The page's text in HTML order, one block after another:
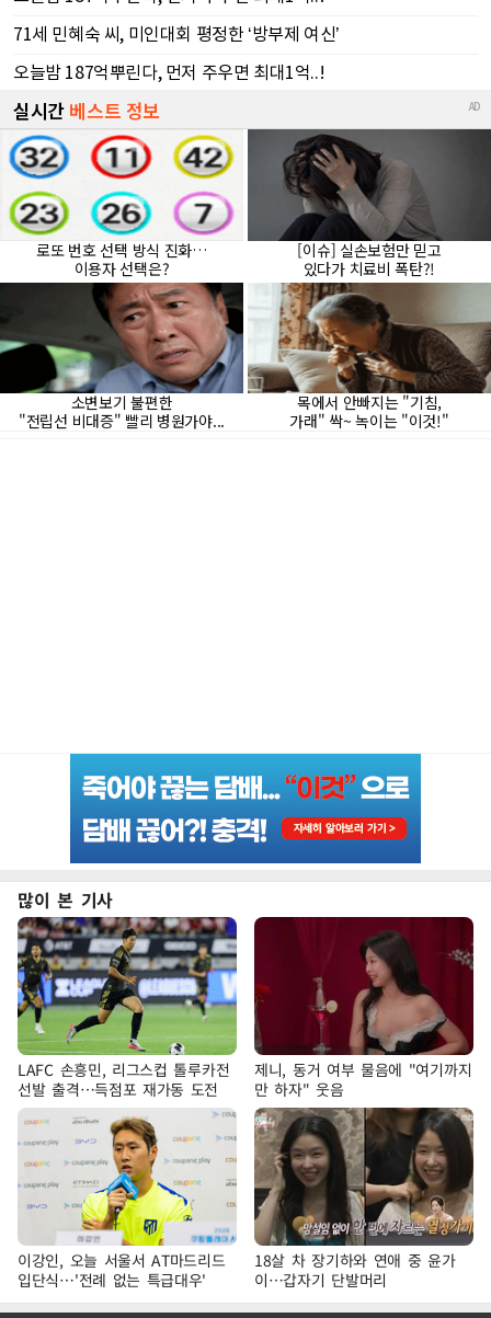
많이 본 기사
LAFC 손흥민, 리그스컵 톨루카전
선발 출격…득점포 재가동 도전
제니, 동거 여부 물음에 "여기까지
만 하자" 웃음
이강인, 오늘 서울서 AT마드리드
입단식…'전례 없는 특급대우'
18살 차 장기하와 연애 중 윤가
이…갑자기 단발머리